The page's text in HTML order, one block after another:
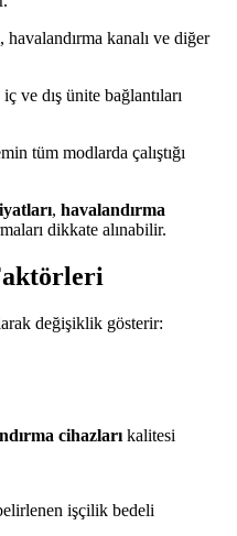
kanalı ve diğer
iç ve dış ünite bağlantıları
tüm modlarda çalıştığı
, havalandırma
dikkate alınabilir.
değişiklik gösterir:
cihazları kalitesi
işçilik bedeli